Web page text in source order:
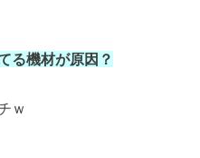
る機材が原因？
ｗ